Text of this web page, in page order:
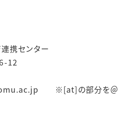
携センター
12
※[at]の部分を＠に